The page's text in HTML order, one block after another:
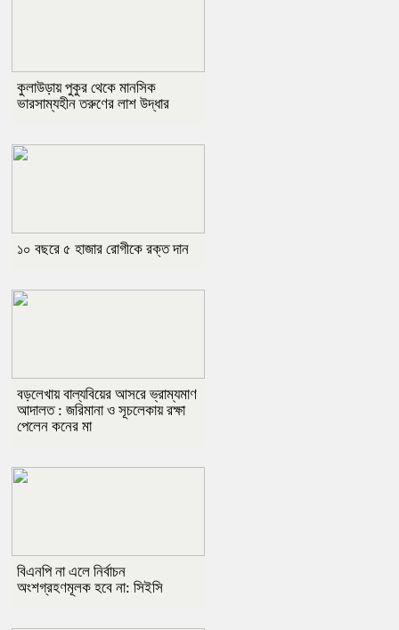
কুলাউড়ায় পুকুর থেকে মানসিক
ভারসাম্যহীন তরুণের লাশ উদ্ধার
১০ বছরে ৫ হাজার রোগীকে রক্ত দান
বড়লেখায় বাল্যবিয়ের আসরে ভ্রাম্যমাণ
আদালত : জরিমানা ও সূচলেকায় রক্ষা
পেলেন কনের মা
বিএনপি না এলে নির্বাচন
অংশগ্রহণমূলক হবে না: সিইসি